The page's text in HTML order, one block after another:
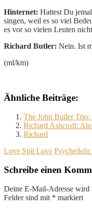
Hinternet: Hattest Du
singen, weil es so viel
es vor so vielen Leuten
Richard Butler: Nein. Ist
(ml/km)
Ähnliche Beiträge:
The John Butler
Richard Ashcroft:
Richard
Love Spit Love
Schreibe einen
Deine E-Mail-Adresse wird
Felder sind mit * markiert